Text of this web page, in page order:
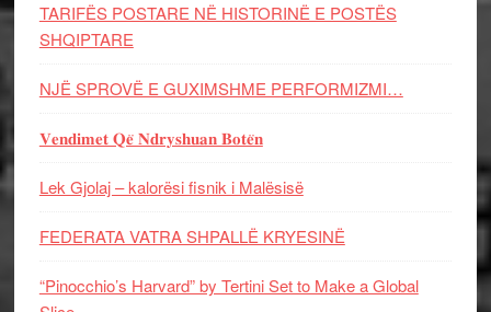
TARIFËS POSTARE NË HISTORINË E POSTËS
SHQIPTARE
NJË SPROVË E GUXIMSHME PERFORMIZMI…
𝐕𝐞𝐧𝐝𝐢𝐦𝐞𝐭 𝐐𝐞̈ 𝐍𝐝𝐫𝐲𝐬𝐡𝐮𝐚𝐧 𝐁𝐨𝐭𝐞̈𝐧
Lek Gjolaj – kalorësi fisnik i Malësisë
FEDERATA VATRA SHPALLË KRYESINË
“Pinocchio’s Harvard” by Tertini Set to Make a Global